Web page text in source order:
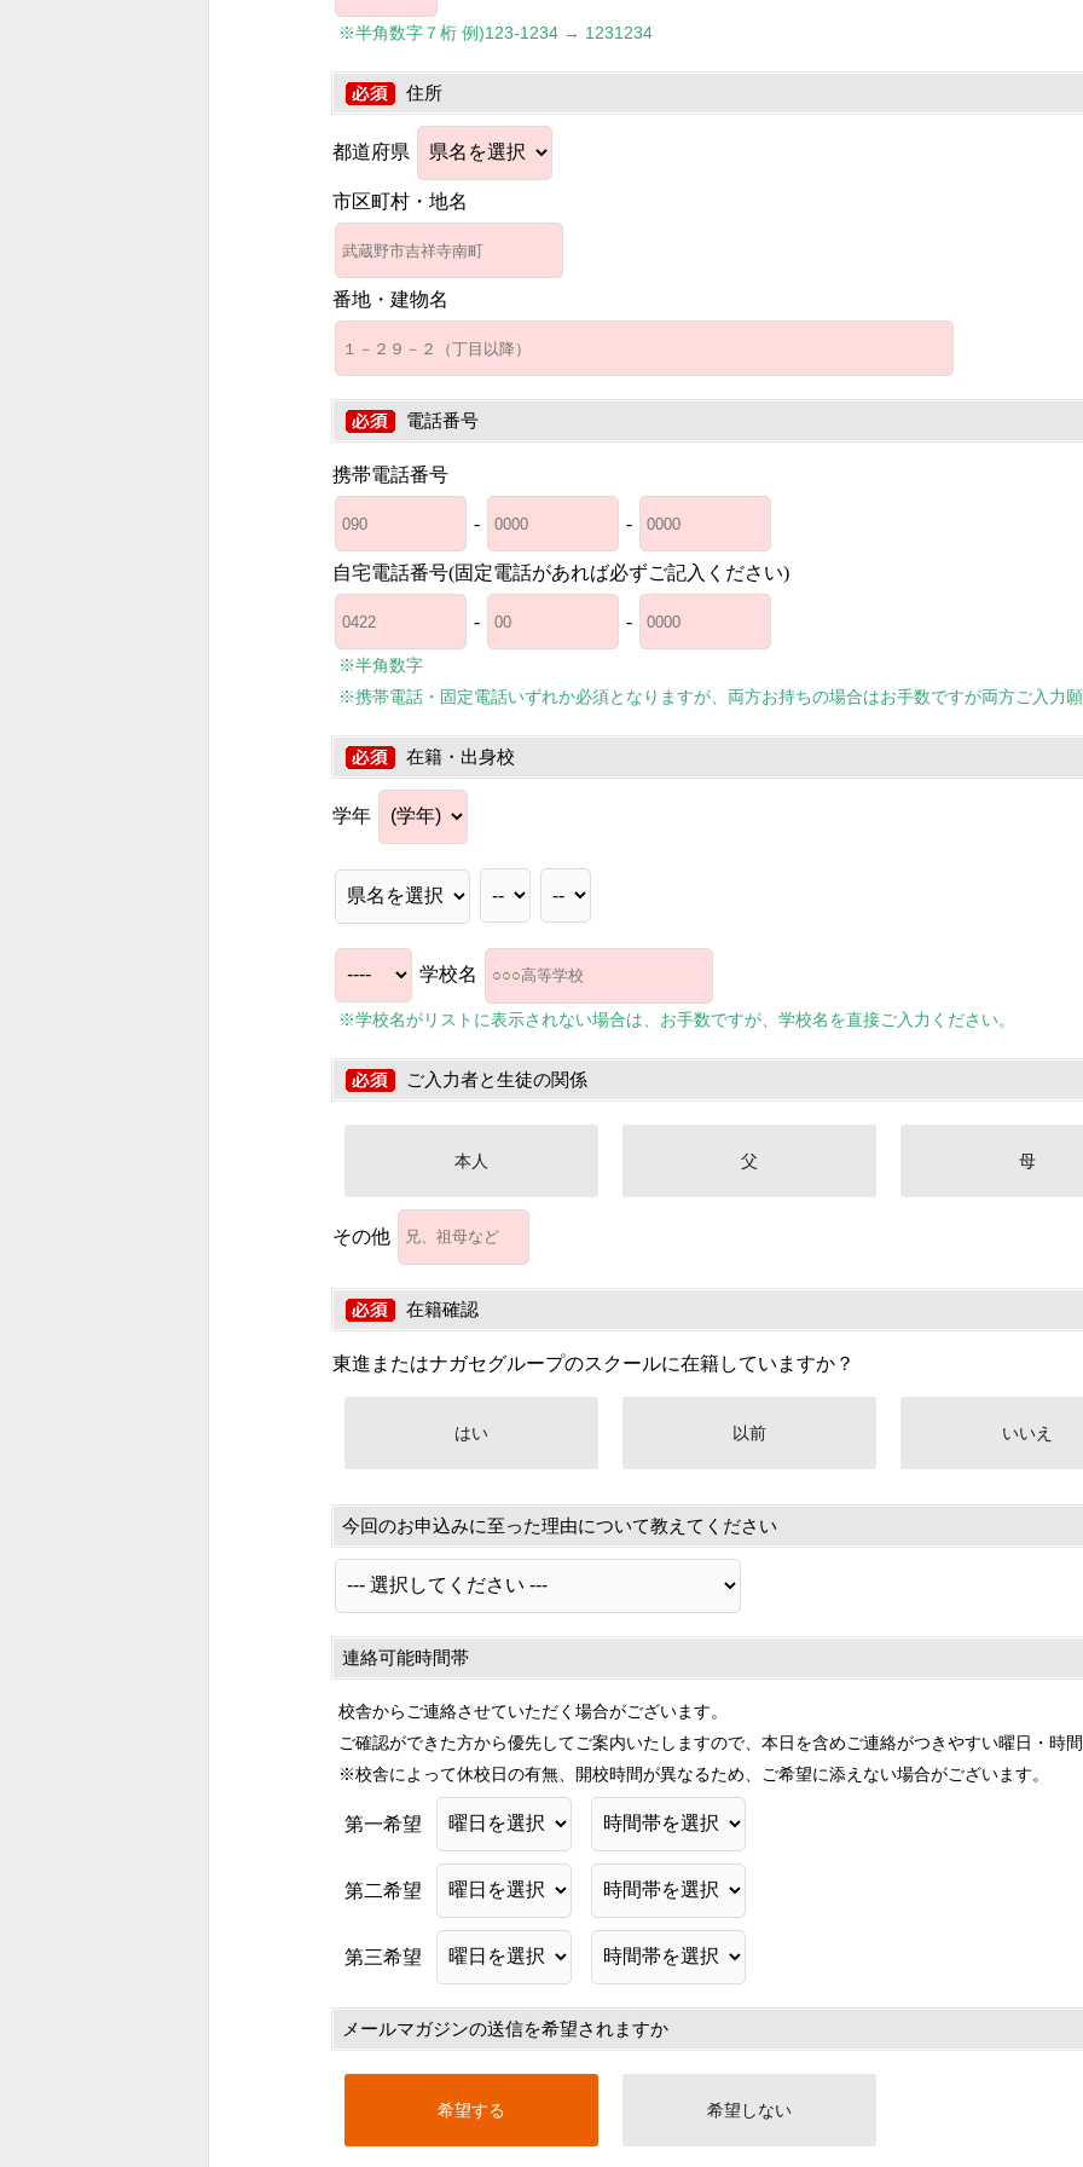
※半角数字７桁 例)123-1234 → 1231234
住所
都道府県
市区町村・地名
番地・建物名
電話番号
携帯電話番号
- -
自宅電話番号(固定電話があれば必ずご記入ください)
- -
※半角数字
※携帯電話・固定電話いずれか必須となりますが、両方お持ちの場合はお手数ですが両方ご入力
在籍・出身校
学年
学校名
※学校名がリストに表示されない場合は、お手数ですが、学校名を直接ご入力ください。
ご入力者と生徒の関係
本人 父 母
その他
在籍確認
東進またはナガセグループのスクールに在籍していますか？
はい 以前 いいえ
今回のお申込みに至った理由について教えてください
連絡可能時間帯
校舎からご連絡させていただく場合がございます。
ご確認ができた方から優先してご案内いたしますので、本日を含めご連絡がつきやすい曜日・時
※校舎によって休校日の有無、開校時間が異なるため、ご希望に添えない場合がございます。
第一希望
第二希望
第三希望
メールマガジンの送信を希望されますか
希望する 希望しない